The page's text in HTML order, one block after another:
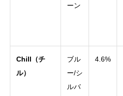
ーン
Chill（チ
ル）
ブル
ー/シ
ルバ
4.6%